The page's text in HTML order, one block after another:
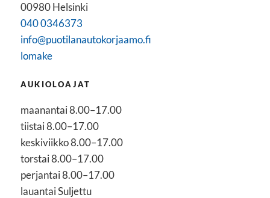
00980 Helsinki
040 0346373
info@puotilanautokorjaamo.fi
lomake
AUKIOLOAJAT
maanantai 8.00–17.00
tiistai 8.00–17.00
keskiviikko 8.00–17.00
torstai 8.00–17.00
perjantai 8.00–17.00
lauantai Suljettu